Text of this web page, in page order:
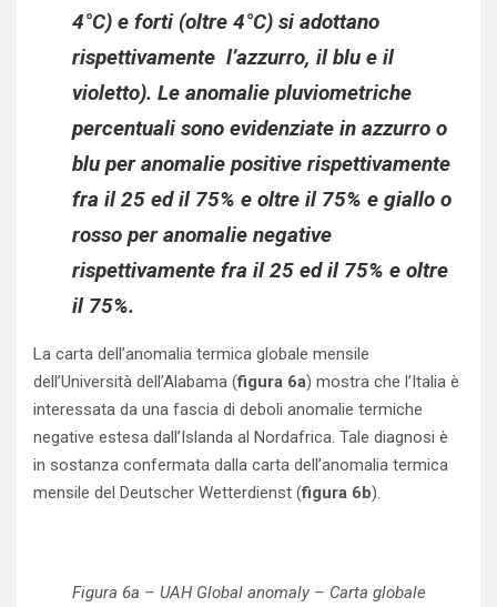
4°C) e forti (oltre 4°C) si adottano
rispettivamente l’azzurro, il blu e il
violetto). Le anomalie pluviometriche
percentuali sono evidenziate in azzurro o
blu per anomalie positive rispettivamente
fra il 25 ed il 75% e oltre il 75% e giallo o
rosso per anomalie negative
rispettivamente fra il 25 ed il 75% e oltre
il 75%.
La carta dell’anomalia termica globale mensile
dell’Università dell’Alabama (figura 6a) mostra che l’Italia è
interessata da una fascia di deboli anomalie termiche
negative estesa dall’Islanda al Nordafrica. Tale diagnosi è
in sostanza confermata dalla carta dell’anomalia termica
mensile del Deutscher Wetterdienst (figura 6b).
Figura 6a – UAH Global anomaly – Carta globale